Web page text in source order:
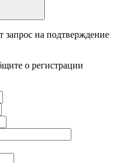
на подтверждение
о регистрации